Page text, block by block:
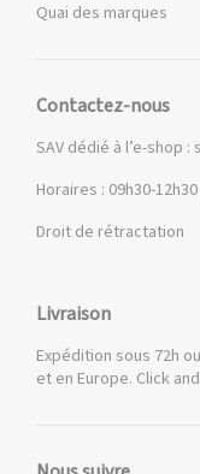
Quai des marques
Contactez-nous
SAV dédié à l’e-shop :
Horaires : 09h30-
Droit de rétractation
Livraison
Expédition sous 72h
et en Europe. Click